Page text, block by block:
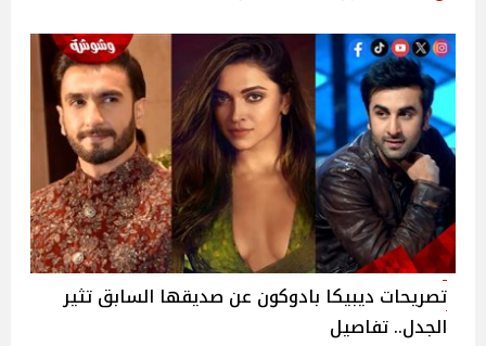
تصريحات ديبيكا بادوكون عن صديقها السابق تثير
الجدل.. تفاصيل